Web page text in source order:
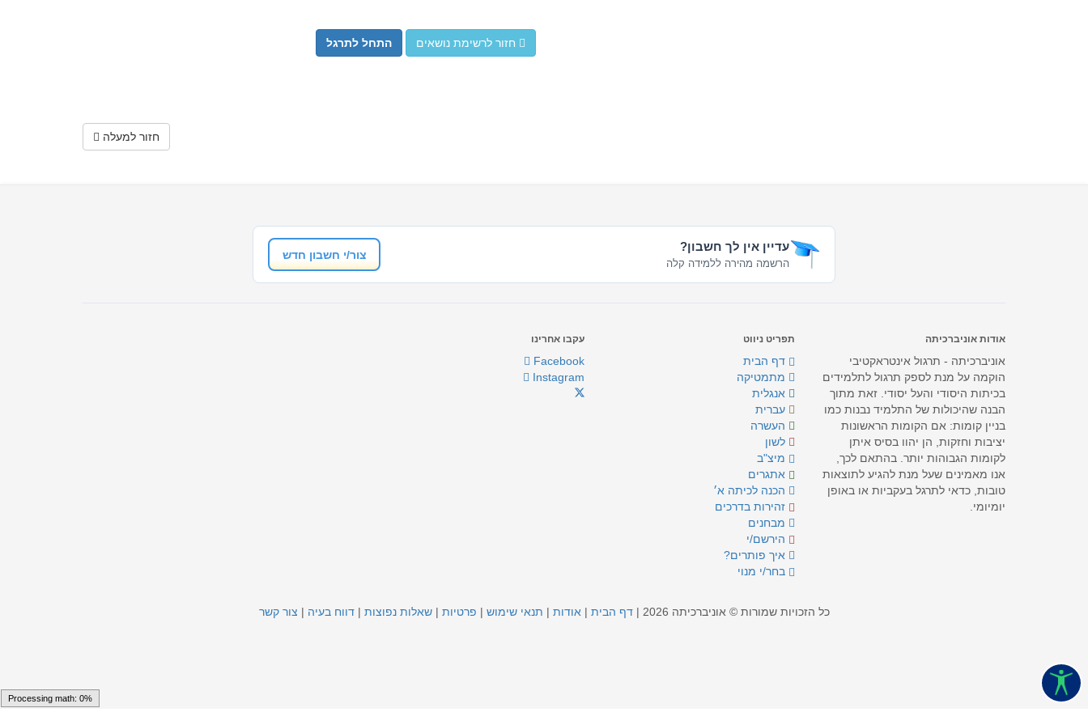
Processing math: 0%
חזור לרשימת נושאים התחל לתרגל
חזור למעלה
עדיין אין לך חשבון?
הרשמה מהירה ללמידה קלה
צור/י חשבון חדש
אודות אוניברכיתה
אוניברכיתה - תרגול אינטראקטיבי
הוקמה על מנת לספק תרגול לתלמידים
בכיתות היסודי והעל יסודי. זאת מתוך
הבנה שהיכולות של התלמיד נבנות כמו
בניין קומות: אם הקומות הראשונות
יציבות וחזקות, הן יהוו בסיס איתן
לקומות הגבוהות יותר. בהתאם לכך,
אנו מאמינים שעל מנת להגיע לתוצאות
טובות, כדאי לתרגל בעקביות או באופן
יומיומי.
תפריט ניווט
דף הבית
מתמטיקה
אנגלית
עברית
העשרה
לשון
מיצ"ב
אתגרים
הכנה לכיתה א׳
זהירות בדרכים
מבחנים
הירשם/י
איך פותרים?
בחר/י מנוי
עקבו אחרינו
Facebook
Instagram
כל הזכויות שמורות © אוניברכיתה 2026 | דף הבית | אודות | תנאי שימוש | פרטיות |שאלות נפוצות |דווח בעיה | צור קשר